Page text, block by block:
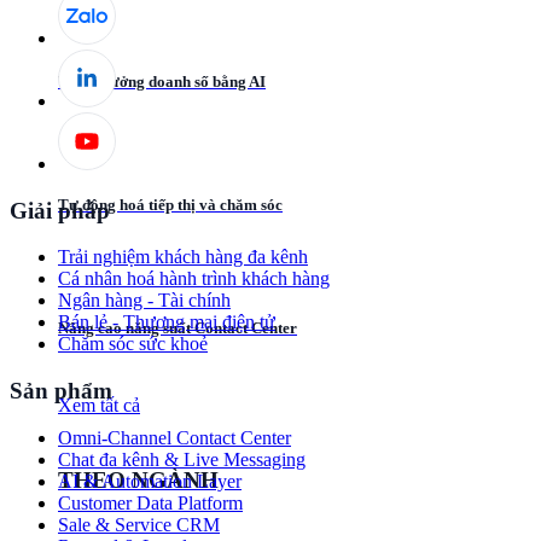
Tăng trưởng doanh số bằng AI
Tự động hoá tiếp thị và chăm sóc
Nâng cao năng suất Contact Center
Xem tất cả
THEO NGÀNH
Giải pháp
Trải nghiệm khách hàng đa kênh
Cá nhân hoá hành trình khách hàng
Ngân hàng - Tài chính
Bán lẻ - Thương mại điện tử
Chăm sóc sức khoẻ
Sản phẩm
Omni-Channel Contact Center
Chat đa kênh & Live Messaging
AI & Automation Layer
Customer Data Platform
Sale & Service CRM